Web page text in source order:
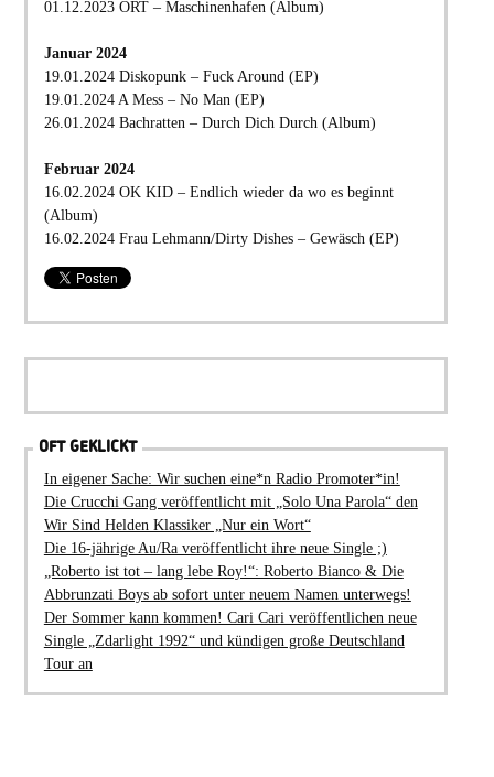
01.12.2023 ORT – Maschinenhafen (Album)
Januar 2024
19.01.2024 Diskopunk – Fuck Around (EP)
19.01.2024 A Mess – No Man (EP)
26.01.2024 Bachratten – Durch Dich Durch (Album)
Februar 2024
16.02.2024 OK KID – Endlich wieder da wo es beginnt
(Album)
16.02.2024 Frau Lehmann/Dirty Dishes – Gewäsch (EP)
OFT GEKLICKT
In eigener Sache: Wir suchen eine*n Radio Promoter*in!
Die Crucchi Gang veröffentlicht mit „Solo Una Parola“ den
Wir Sind Helden Klassiker „Nur ein Wort“
Die 16-jährige Au/Ra veröffentlicht ihre neue Single ;)
„Roberto ist tot – lang lebe Roy!“: Roberto Bianco & Die
Abbrunzati Boys ab sofort unter neuem Namen unterwegs!
Der Sommer kann kommen! Cari Cari veröffentlichen neue
Single „Zdarlight 1992“ und kündigen große Deutschland
Tour an